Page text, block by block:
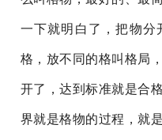
一下就明白了，把物分
格，放不同的格叫格局
开了，达到标准就是合
界就是格物的过程，就